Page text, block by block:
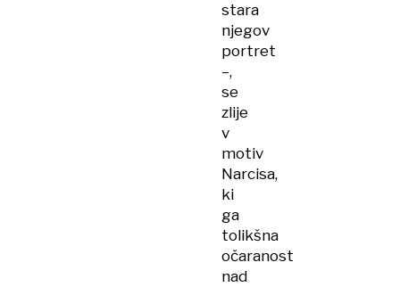
stara
njegov
portret
–,
se
zlije
v
motiv
Narcisa,
ki
ga
tolikšna
očaranost
nad